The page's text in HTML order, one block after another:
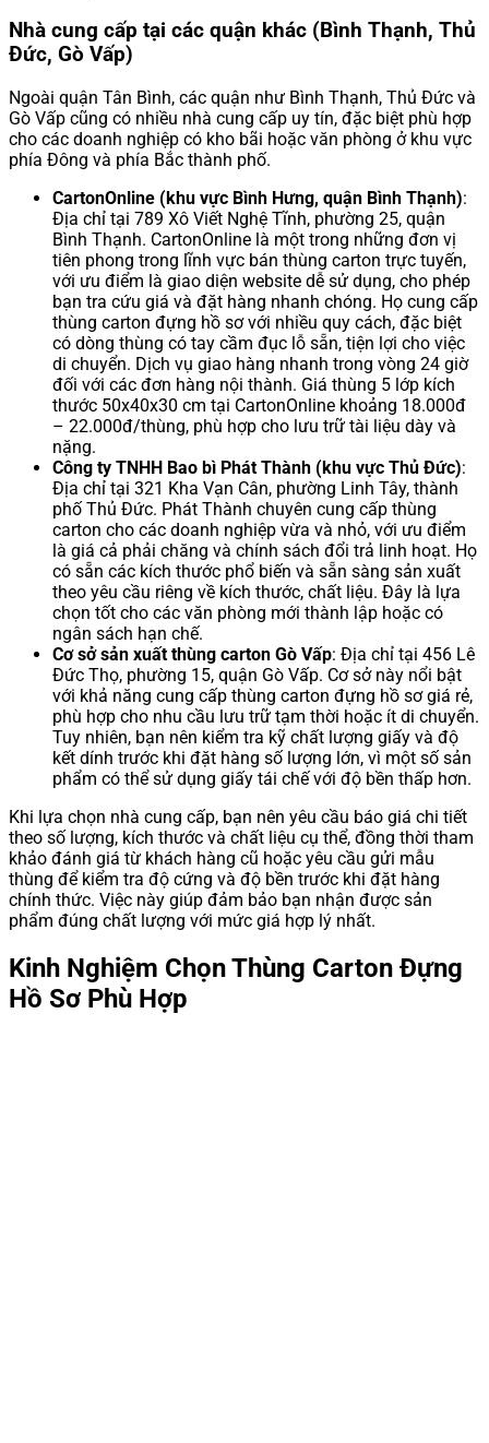
Nhà cung cấp tại các quận khác (Bình Thạnh, Thủ
Đức, Gò Vấp)
Ngoài quận Tân Bình, các quận như Bình Thạnh, Thủ Đức và
Gò Vấp cũng có nhiều nhà cung cấp uy tín, đặc biệt phù hợp
cho các doanh nghiệp có kho bãi hoặc văn phòng ở khu vực
phía Đông và phía Bắc thành phố.
CartonOnline (khu vực Bình Hưng, quận Bình Thạnh):
Địa chỉ tại 789 Xô Viết Nghệ Tĩnh, phường 25, quận
Bình Thạnh. CartonOnline là một trong những đơn vị
tiên phong trong lĩnh vực bán thùng carton trực tuyến,
với ưu điểm là giao diện website dễ sử dụng, cho phép
bạn tra cứu giá và đặt hàng nhanh chóng. Họ cung cấp
thùng carton đựng hồ sơ với nhiều quy cách, đặc biệt
có dòng thùng có tay cầm đục lỗ sẵn, tiện lợi cho việc
di chuyển. Dịch vụ giao hàng nhanh trong vòng 24 giờ
đối với các đơn hàng nội thành. Giá thùng 5 lớp kích
thước 50x40x30 cm tại CartonOnline khoảng 18.000đ
– 22.000đ/thùng, phù hợp cho lưu trữ tài liệu dày và
nặng.
Công ty TNHH Bao bì Phát Thành (khu vực Thủ Đức):
Địa chỉ tại 321 Kha Vạn Cân, phường Linh Tây, thành
phố Thủ Đức. Phát Thành chuyên cung cấp thùng
carton cho các doanh nghiệp vừa và nhỏ, với ưu điểm
là giá cả phải chăng và chính sách đổi trả linh hoạt. Họ
có sẵn các kích thước phổ biến và sẵn sàng sản xuất
theo yêu cầu riêng về kích thước, chất liệu. Đây là lựa
chọn tốt cho các văn phòng mới thành lập hoặc có
ngân sách hạn chế.
Cơ sở sản xuất thùng carton Gò Vấp: Địa chỉ tại 456 Lê
Đức Thọ, phường 15, quận Gò Vấp. Cơ sở này nổi bật
với khả năng cung cấp thùng carton đựng hồ sơ giá rẻ,
phù hợp cho nhu cầu lưu trữ tạm thời hoặc ít di chuyển.
Tuy nhiên, bạn nên kiểm tra kỹ chất lượng giấy và độ
kết dính trước khi đặt hàng số lượng lớn, vì một số sản
phẩm có thể sử dụng giấy tái chế với độ bền thấp hơn.
Khi lựa chọn nhà cung cấp, bạn nên yêu cầu báo giá chi tiết
theo số lượng, kích thước và chất liệu cụ thể, đồng thời tham
khảo đánh giá từ khách hàng cũ hoặc yêu cầu gửi mẫu
thùng để kiểm tra độ cứng và độ bền trước khi đặt hàng
chính thức. Việc này giúp đảm bảo bạn nhận được sản
phẩm đúng chất lượng với mức giá hợp lý nhất.
Kinh Nghiệm Chọn Thùng Carton Đựng
Hồ Sơ Phù Hợp